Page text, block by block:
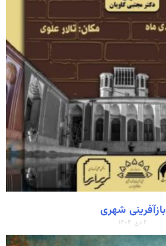
بازآفرینی شهری
۲ دی ۱۴۰۴